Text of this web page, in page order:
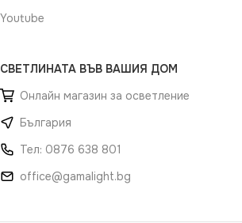
Youtube
СВЕТЛИНАТА ВЪВ ВАШИЯ ДОМ
Онлайн магазин за осветление
България
Тел: 0876 638 801
office@gamalight.bg